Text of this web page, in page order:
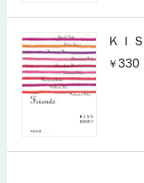
ＫＩ
330